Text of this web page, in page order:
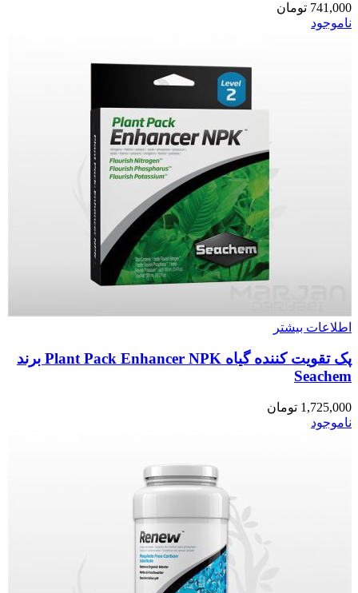
741,000 تومان
ناموجود
اطلاعات بیشتر
پک تقویت کننده گیاه Plant Pack Enhancer NPK برند
Seachem
1,725,000 تومان
ناموجود